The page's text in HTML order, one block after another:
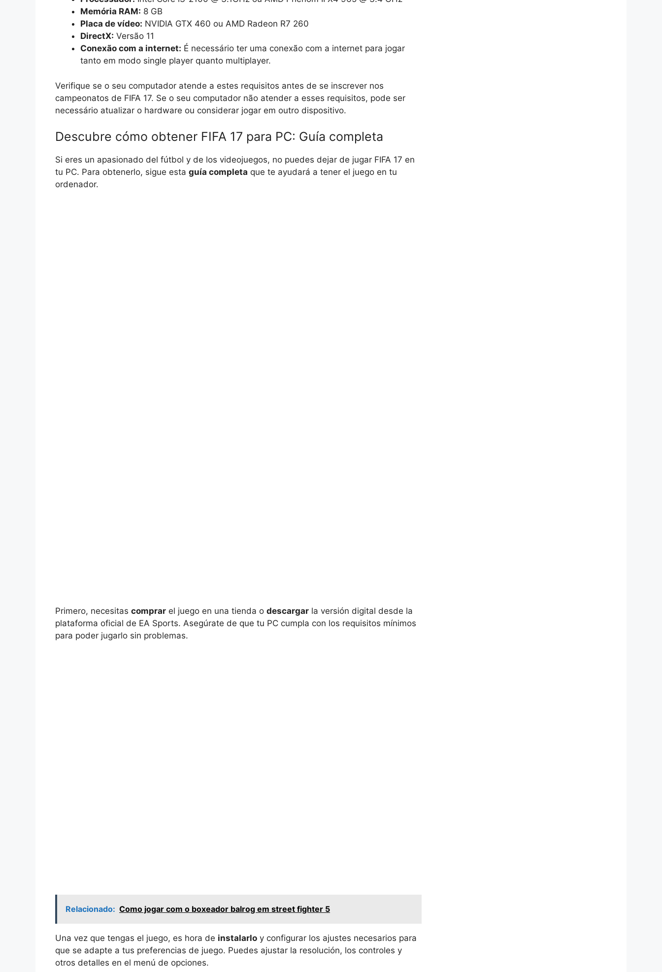
Memória RAM: 8 GB
Placa de vídeo: NVIDIA GTX 460 ou AMD Radeon R7 260
DirectX: Versão 11
Conexão com a internet: É necessário ter uma conexão com a internet para jogar
tanto em modo single player quanto multiplayer.
Verifique se o seu computador atende a estes requisitos antes de se inscrever nos
campeonatos de FIFA 17. Se o seu computador não atender a esses requisitos, pode ser
necessário atualizar o hardware ou considerar jogar em outro dispositivo.
Descubre cómo obtener FIFA 17 para PC: Guía completa
Si eres un apasionado del fútbol y de los videojuegos, no puedes dejar de jugar FIFA 17 en
tu PC. Para obtenerlo, sigue esta guía completa que te ayudará a tener el juego en tu
ordenador.
Primero, necesitas comprar el juego en una tienda o descargar la versión digital desde la
plataforma oficial de EA Sports. Asegúrate de que tu PC cumpla con los requisitos mínimos
para poder jugarlo sin problemas.
Relacionado: Como jogar com o boxeador balrog em street fighter 5
Una vez que tengas el juego, es hora de instalarlo y configurar los ajustes necesarios para
que se adapte a tus preferencias de juego. Puedes ajustar la resolución, los controles y
otros detalles en el menú de opciones.